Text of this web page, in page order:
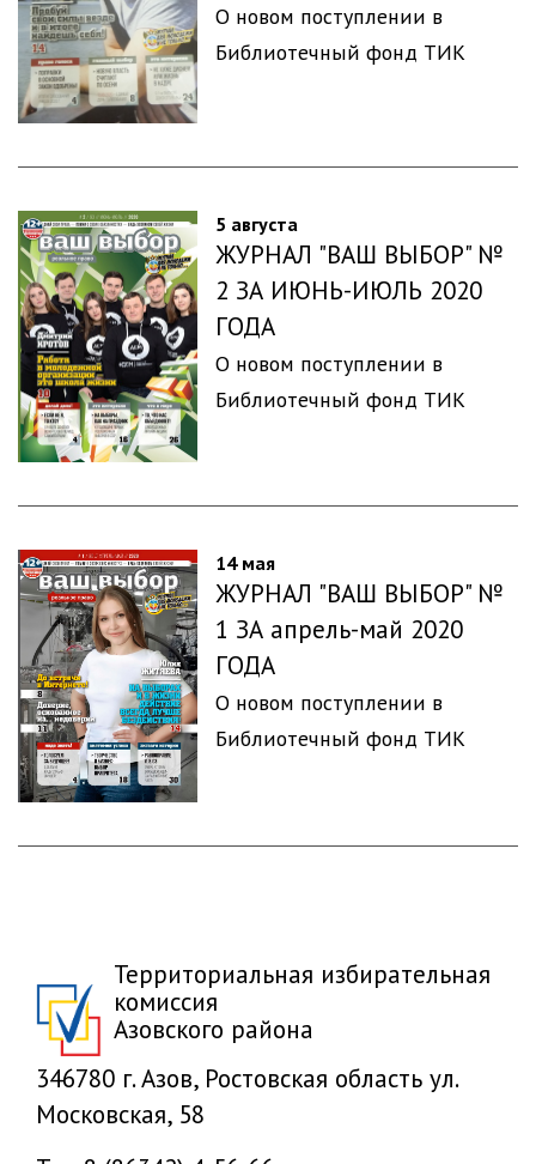
О новом поступлении в
Библиотечный фонд ТИК
5 августа
ЖУРНАЛ "ВАШ ВЫБОР" №
2 ЗА ИЮНЬ-ИЮЛЬ 2020
ГОДА
О новом поступлении в
Библиотечный фонд ТИК
14 мая
ЖУРНАЛ "ВАШ ВЫБОР" №
1 ЗА апрель-май 2020
ГОДА
О новом поступлении в
Библиотечный фонд ТИК
Территориальная избирательная
комиссия
Азовского района
346780 г. Азов, Ростовская область ул.
Московская, 58